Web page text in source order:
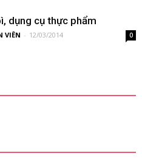
dụng cụ thực phẩm
VIÊN - 12/03/2014 0